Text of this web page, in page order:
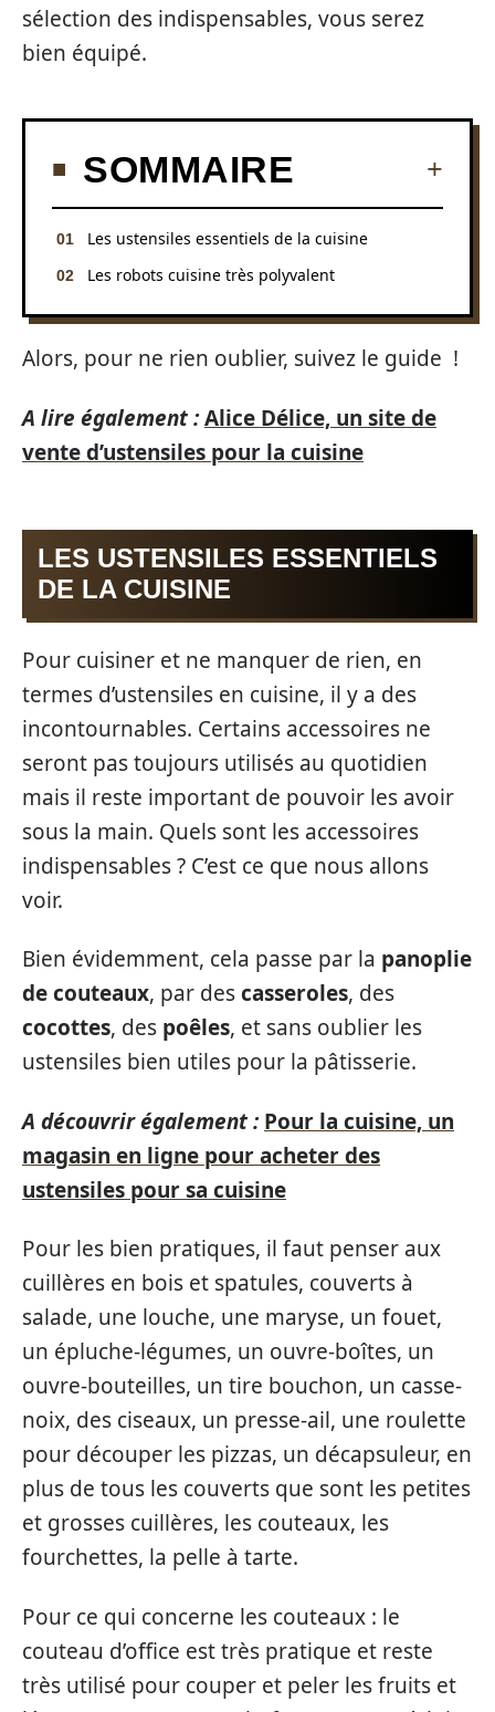
sélection des indispensables, vous serez
bien équipé.
SOMMAIRE
Les ustensiles essentiels de la cuisine
Les robots cuisine très polyvalent
Alors, pour ne rien oublier, suivez le guide !
A lire également :Alice Délice, un site de
vente d’ustensiles pour la cuisine
LES USTENSILES ESSENTIELS
DE LA CUISINE
Pour cuisiner et ne manquer de rien, en
termes d’ustensiles en cuisine, il y a des
incontournables. Certains accessoires ne
seront pas toujours utilisés au quotidien
mais il reste important de pouvoir les avoir
sous la main. Quels sont les accessoires
indispensables ? C’est ce que nous allons
voir.
Bien évidemment, cela passe par la panoplie
de couteaux, par descasseroles, des
cocottes, des poêles, et sans oublier les
ustensiles bien utiles pour la pâtisserie.
A découvrir également : Pour la cuisine, un
magasin en ligne pour acheter des
ustensiles pour sa cuisine
Pour les bien pratiques, il faut penser aux
cuillères en bois et spatules, couverts à
salade, une louche, une maryse, un fouet,
un épluche-légumes, un ouvre-boîtes, un
ouvre-bouteilles, un tire bouchon, un casse-
noix, des ciseaux, un presse-ail, une roulette
pour découper les pizzas, un décapsuleur, en
plus de tous les couverts que sont les petites
et grosses cuillères, les couteaux, les
fourchettes, la pelle à tarte.
Pour ce qui concerne les couteaux : le
couteau d’office est très pratique et reste
très utilisé pour couper et peler les fruits et